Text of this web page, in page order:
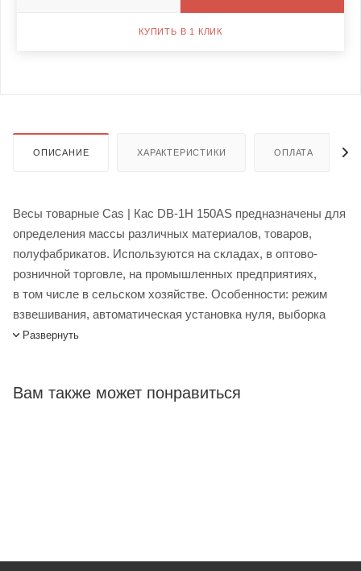
КУПИТЬ В 1 КЛИК
ОПИСАНИЕ ХАРАКТЕРИСТИКИ ОПЛАТА
Весы товарные Cas | Кас DB-1H 150AS предназначены для
определения массы различных материалов, товаров,
полуфабрикатов. Используются на складах, в оптово-
розничной торговле, на промышленных предприятиях,
в том числе в сельском хозяйстве. Особенности: режим
взвешивания, автоматическая установка нуля, выборка
веса тары из диапазона взвешивания, автоматическая
Развернуть
Вам также может понравиться